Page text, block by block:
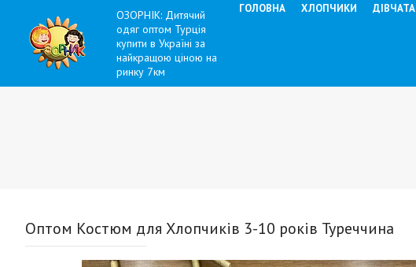
ОЗОРНІК: Дитячий
одяг оптом Турція
купити в Україні за
найкращою ціною на
ринку 7км
ГОЛОВНА ХЛОПЧИКИ ДІВЧАТА
Оптом Костюм для Хлопчиків 3-10 років Туреччина